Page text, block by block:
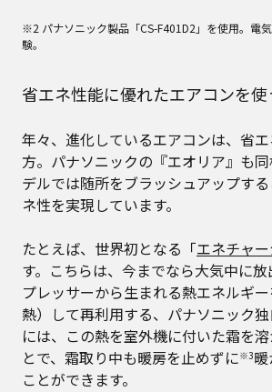
※2 パナソニック製品「CS-F401D2」を使用。電
験。
省エネ性能に優れたエアコンを使
年々、進化しているエアコンは、省
方。パナソニックの『エオリア』も
デルでは随所をブラッシュアップす
ネ性を実現しています。
たとえば、世界初となる「エネチャ
す。こちらは、今までなら大気中に
プレッサーから生まれる熱エネルギ
熱）して再利用する、パナソニック
には、この熱を室外機に付いた霜を
とで、霜取り中も暖房を止めずに※3
ことができます。